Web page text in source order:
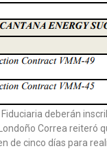
deberán
Correa reiteró
de cinco días para